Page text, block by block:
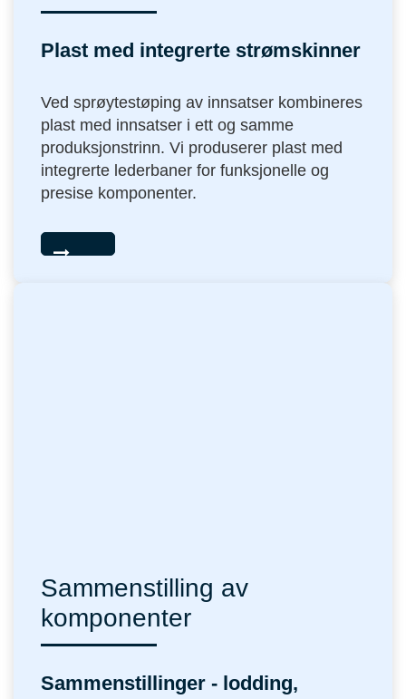
Plast med integrerte strømskinner
Ved sprøytestøping av innsatser kombineres
plast med innsatser i ett og samme
produksjonstrinn. Vi produserer plast med
integrerte lederbaner for funksjonelle og
presise komponenter.
Sammenstilling av
komponenter
Sammenstillinger - lodding,